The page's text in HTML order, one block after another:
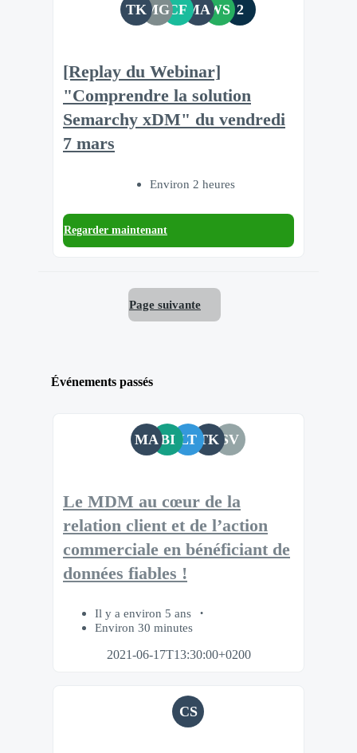
TKMGCFMAWS 2
[Replay du Webinar]
"Comprendre la solution
Semarchy xDM" du vendredi
7 mars
Environ 2 heures
Regarder maintenant
Page suivante
Événements passés
MA BI LT TK SV
Le MDM au cœur de la
relation client et de l’action
commerciale en bénéficiant de
données fiables !
Il y a environ 5 ans
Environ 30 minutes
2021-06-17T13:30:00+0200
CS